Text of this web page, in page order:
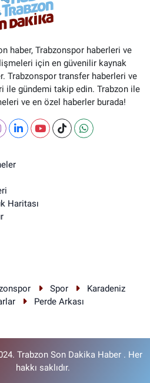
haber, Trabzonspor haberleri ve
için en güvenilir kaynak
Trabzonspor transfer haberleri ve
ile gündemi takip edin. Trabzon ile
ve en özel haberler burada!
Haritası
Spor
Karadeniz
Perde Arkası
Trabzon Son Dakika Haber . Her
hakkı saklıdır.